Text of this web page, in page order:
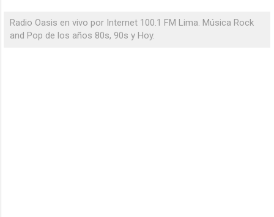
Radio Oasis en vivo por Internet 100.1 FM Lima. Música Rock
and Pop de los años 80s, 90s y Hoy.